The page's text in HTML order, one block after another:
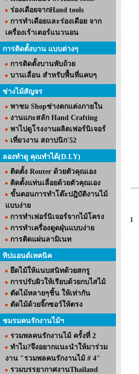
ร่องเดือยจากHand tools
การทำเดือยและร่องเดือย จาก
เครื่องเร้าเตอร์แนวนอน
การติดตั้งบาน แบบต่างๆ
การติดตั้งบานพับถ้วย
บานเลื่อน สำหรับพื้นที่แคบๆ
ช่างไม้สัญจร
พาชม Shopช่างตกแต่งภายใน
งานแกะสลัก Hand Crafting
พาไปดูโรงงานผลิตเฟอร์นิเจอร์
เที่ยวงาน สถาปนิก'52
ลองทำดู คุณทำได้(D.I.Y)
ติดตั้ง Router ด้วยตัวคุณเอง
ติดตั้งแท่นเลื่อยด้วยตัวคุณเอง
ขั้นตอนการทำโต๊ะปฎิบัติงานไม้
แบบง่าย
การทำเฟอร์นิเจอร์จากไม้โครง
การทำเครื่องดูดฝุ่นแบบง่าย
การติดแผ่นลามิเนท
ทิปแอนด์เทคนิค
ยึดไม้ให้แนบสนิทด้วยสกรู
การปรับผิวให้เรียบด้วยกบไสไม้
ตัดไม้หลายๆชิ้น ให้เท่ากัน
ตัดไม้ด้วยจิ๊กซอว์ให้ตรง
ชมรมคนรักงานไม้ฯ
รวมพลคนรักงานไม้ ครั้งที่ 2
ทำไม?จึงอยากแนะนำให้มาร่วม
งาน "รวมพลคนรักงานไม้ # 4"
รวมบรรยากาศงานThailand
1